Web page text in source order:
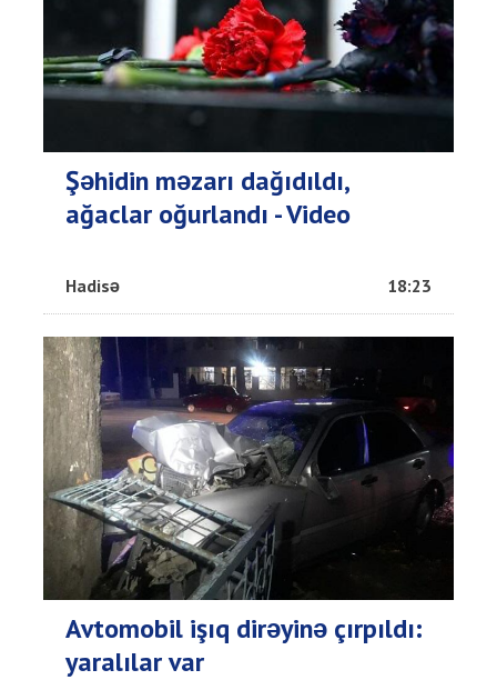
Şəhidin məzarı dağıdıldı,
ağaclar oğurlandı - Video
Hadisə 18:23
Avtomobil işıq dirəyinə çırpıldı:
yaralılar var